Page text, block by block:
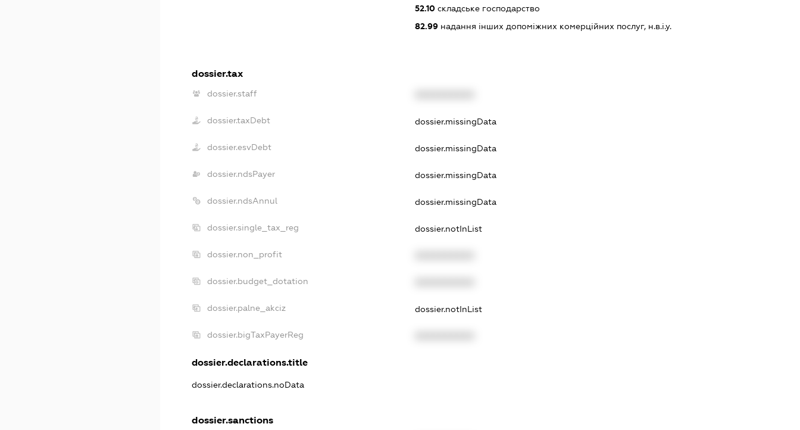
52.10 складське господарство
82.99 надання інших допоміжних комерційних послуг, н.в.і.у.
dossier.tax
dossier.staff
dossier.taxDebt dossier.missingData
dossier.esvDebt dossier.missingData
dossier.ndsPayer dossier.missingData
dossier.ndsAnnul dossier.missingData
dossier.single_tax_reg dossier.notInList
dossier.non_profit
dossier.budget_dotation
dossier.palne_akciz dossier.notInList
dossier.bigTaxPayerReg
dossier.declarations.title
dossier.declarations.noData
dossier.sanctions